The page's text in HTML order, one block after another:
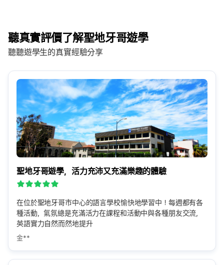
聽真實評價了解聖地牙哥遊學
聽聽遊學生的真實經驗分享
聖地牙哥遊學，活力充沛又充滿樂趣的體驗
在位於聖地牙哥市中心的語言學校愉快地學習中！每週都有各
種活動，氣氛總是充滿活力在課程和活動中與各種朋友交流，
英語實力自然而然地提升
金**